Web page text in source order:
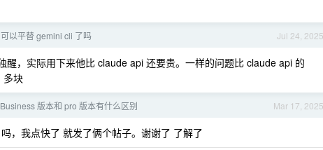
Jul 24, 2025
以平替 gemini cli 了吗
醒，实际用下来他比 claude api 还要贵。一样的问题比 claude api 的
多块
Mar 17, 2025
版本和 pro 版本有什么区别
，我点快了 就发了俩个帖子。谢谢了 了解了